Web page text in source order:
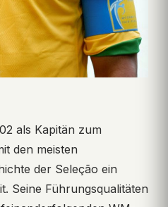
als Kapitän zum
den meisten
der Seleção ein
Seine Führungsqualitäten